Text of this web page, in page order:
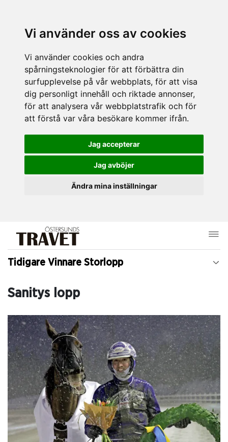
Vi använder oss av cookies
Vi använder cookies och andra
spårningsteknologier för att förbättra din
surfupplevelse på vår webbplats, för att visa
dig personligt innehåll och riktade annonser,
för att analysera vår webbplatstrafik och för
att förstå var våra besökare kommer ifrån.
Jag accepterar
Jag avböjer
Ändra mina inställningar
Tidigare Vinnare Storlopp
Sanitys lopp